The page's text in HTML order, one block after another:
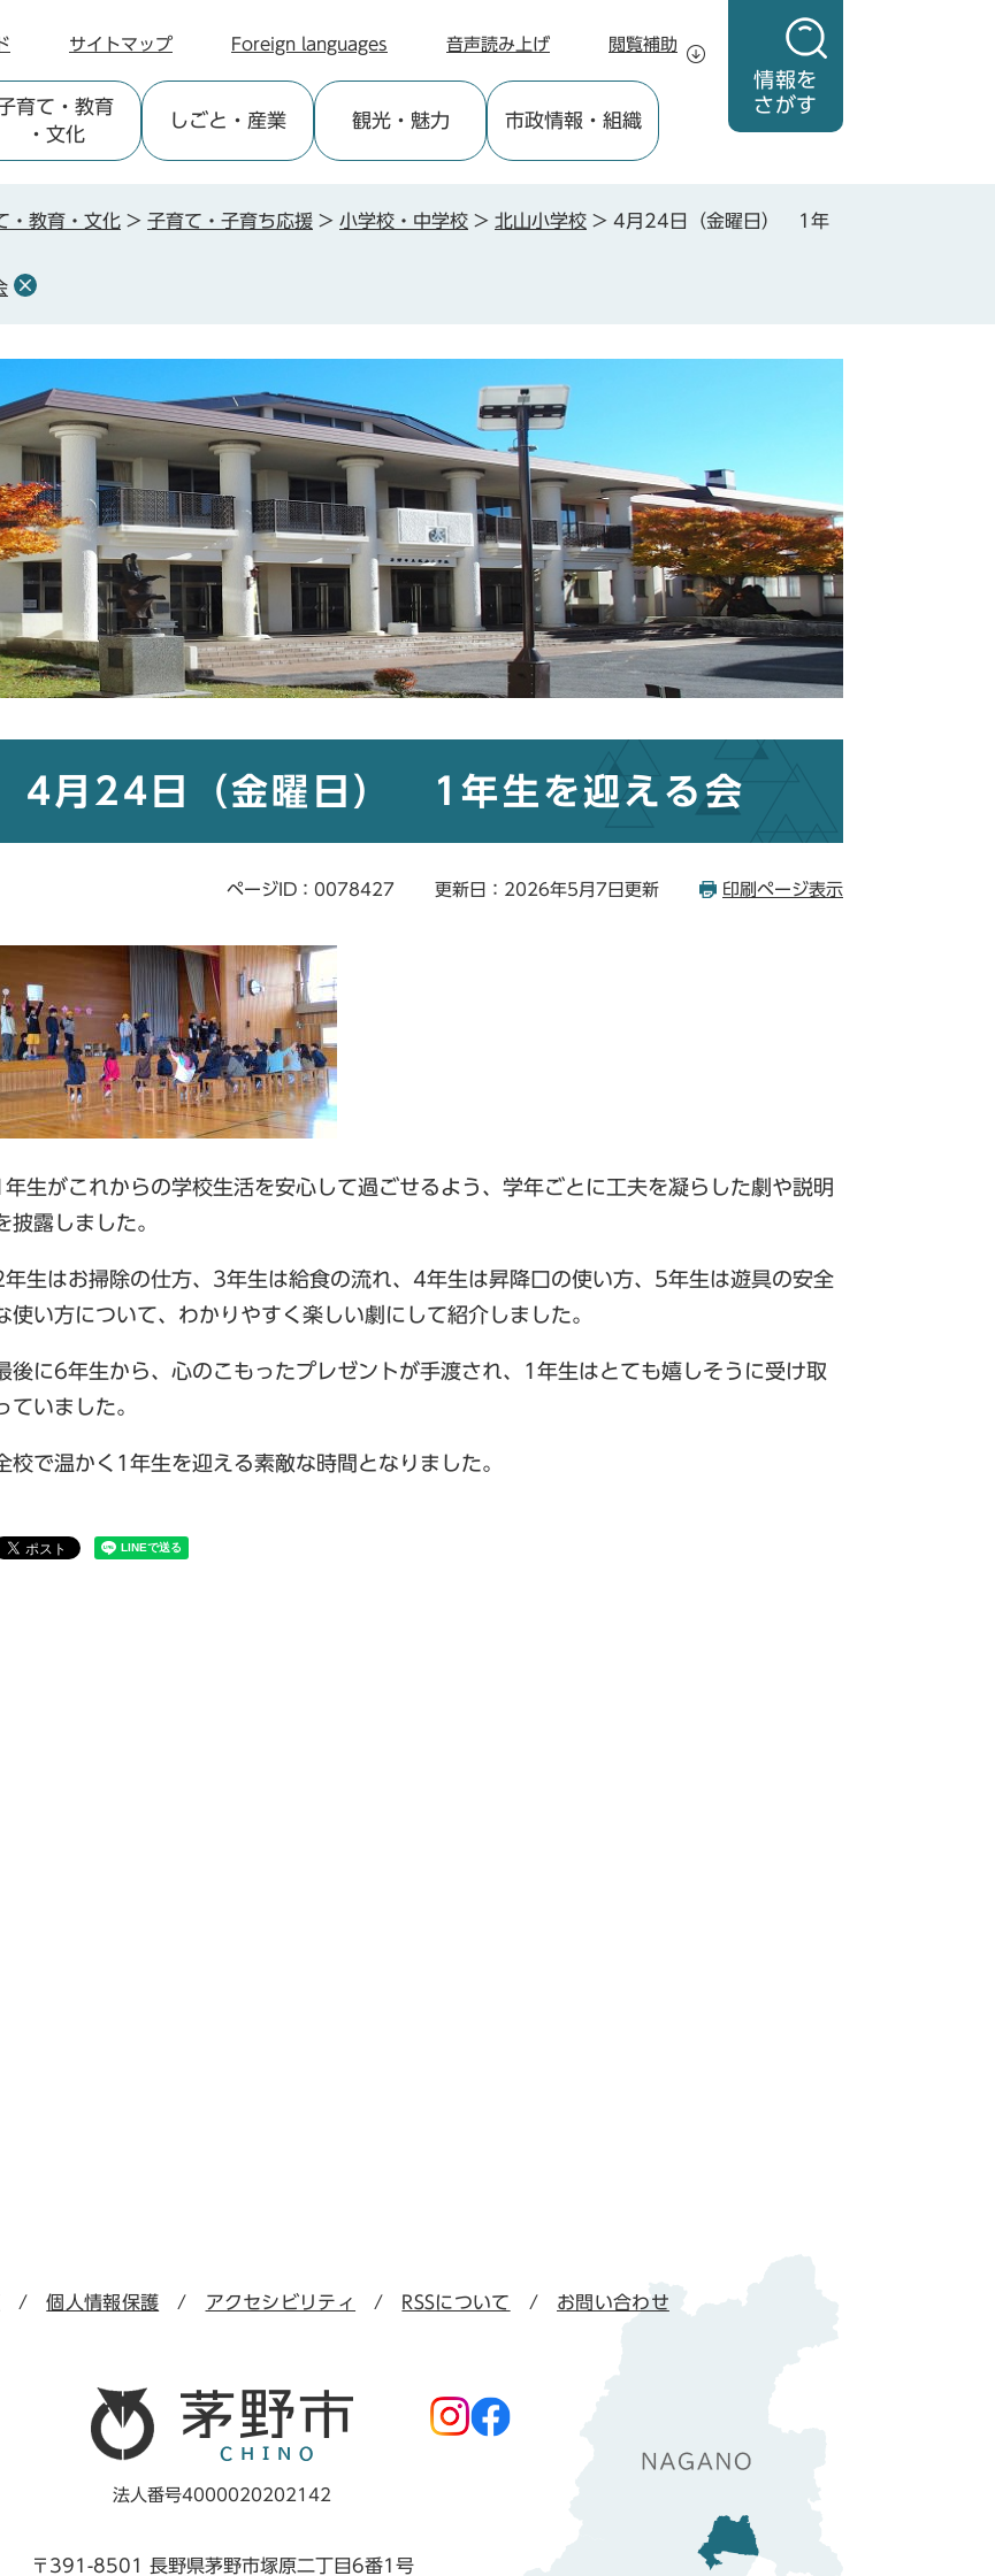
情報を
さがす
サイトマップ Foreign languages 音声読み上げ 閲覧補助
育て ・教育
・文化
しごと ・産業 観光・魅力 市政情報 ・組織
・教育・文化 > 子育て・子育ち応援 > 小学校・中学校 > 北山小学校 > 4月24日（金曜日） 1年
4月24日（金曜日） 1年生を迎える会
ページID：0078427 更新日：2026年5月7日更新 印刷ページ表示
年生がこれからの学校生活を安心して過ごせるよう、学年ごとに工夫を凝らした劇や説明
披露しました。
年生はお掃除の仕方、3年生は給食の流れ、4年生は昇降口の使い方、5年生は遊具の安全
使い方について、わかりやすく楽しい劇にして紹介しました。
後に6年生から、心のこもったプレゼントが手渡され、1年生はとても嬉しそうに受け取
ていました。
校で温かく1年生を迎える素敵な時間となりました。
個人情報保護 アクセシビリティ RSSについて お問い合わせ
法人番号4000020202142
〒391-8501 長野県茅野市塚原二丁目6番1号